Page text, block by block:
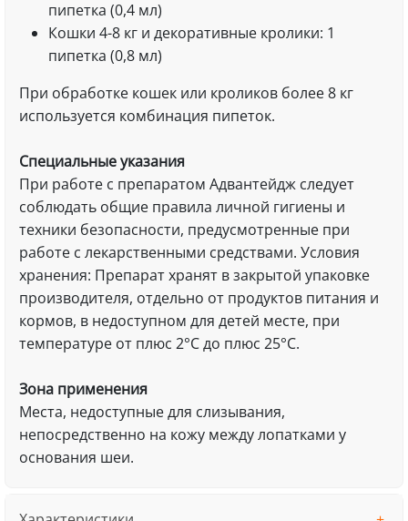
пипетка (0,4 мл)
Кошки 4-8 кг и декоративные кролики: 1
пипетка (0,8 мл)
При обработке кошек или кроликов более 8 кг
используется комбинация пипеток.
Специальные указания
При работе с препаратом Адвантейдж следует
соблюдать общие правила личной гигиены и
техники безопасности, предусмотренные при
работе с лекарственными средствами. Условия
хранения: Препарат хранят в закрытой упаковке
производителя, отдельно от продуктов питания и
кормов, в недоступном для детей месте, при
температуре от плюс 2°C до плюс 25°C.
Зона применения
Места, недоступные для слизывания,
непосредственно на кожу между лопатками у
основания шеи.